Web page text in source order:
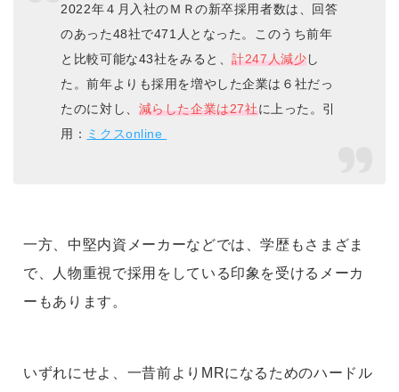
2022年４月入社のＭＲの新卒採用者数は、回答
のあった48社で471人となった。このうち前年
と比較可能な43社をみると、計247人減少し
た。前年よりも採用を増やした企業は６社だっ
たのに対し、 減らした企業は27社に上った。引
用： ミクスonline
一方、中堅内資メーカーなどでは、学歴もさまざま
で、人物重視で採用をしている印象を受けるメーカ
ーもあります。
いずれにせよ、一昔前よりMRになるためのハードル